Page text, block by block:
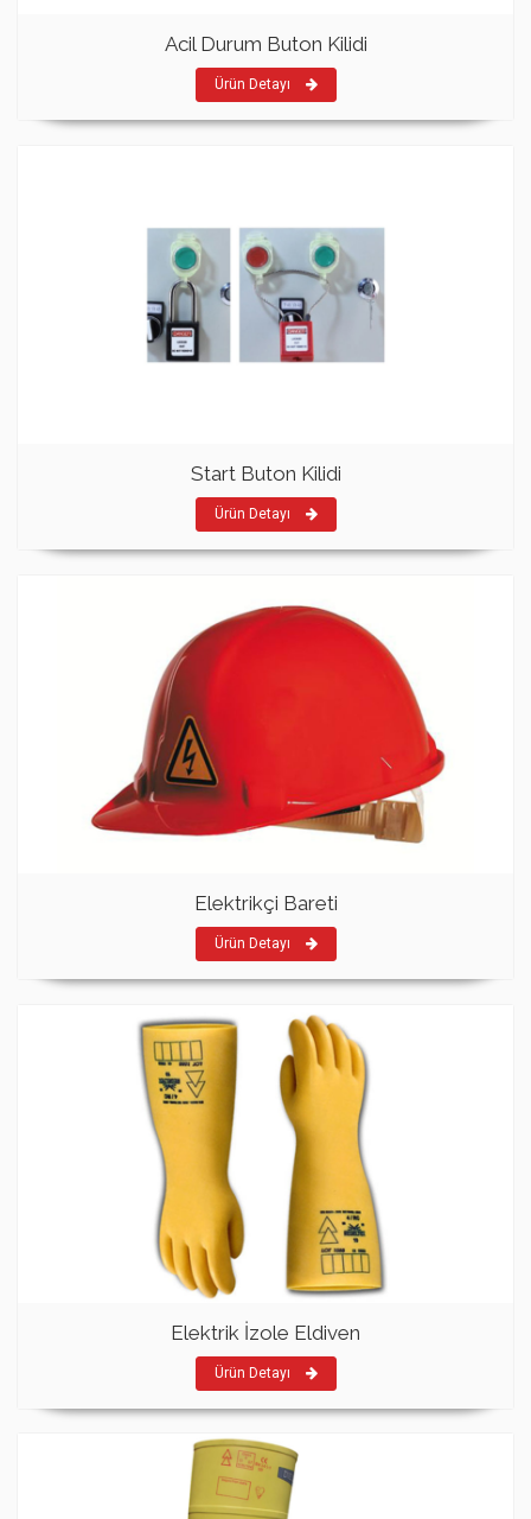
Acil Durum Buton Kilidi
Ürün Detayı
Start Buton Kilidi
Ürün Detayı
Elektrikçi Bareti
Ürün Detayı
Elektrik İzole Eldiven
Ürün Detayı